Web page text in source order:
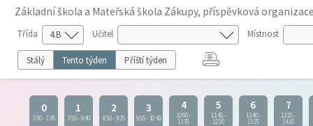
Základní škola a Mateřská škola Zákupy, příspěvková
Třída Učitel Místnost
Stálý Tento týden Příští týden
0
7:00-7:45
1
7:55-8:40
2
8:50-9:35
3
9:55- 10:40
4
10:50-
11:35
5
11:45-
12:30
6
12:40-
13:25
7
13:25-
14:10